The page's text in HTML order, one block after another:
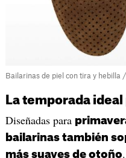
Bailarinas de piel con tira y hebilla
La temporada
Diseñadas para
bailarinas también
más suaves de otoño.